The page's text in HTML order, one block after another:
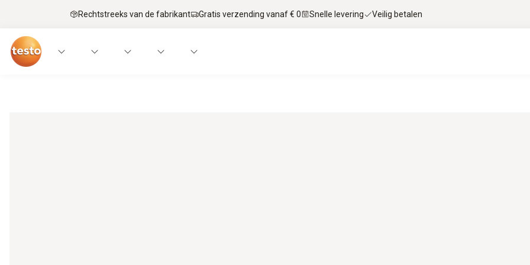
Rechtstreeks van de fabrikant Gratis verzending vanaf € 0 Snelle levering Veilig betalen